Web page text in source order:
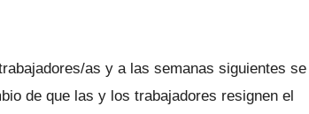
as y a las semanas siguientes se
de que las y los trabajadores resignen el